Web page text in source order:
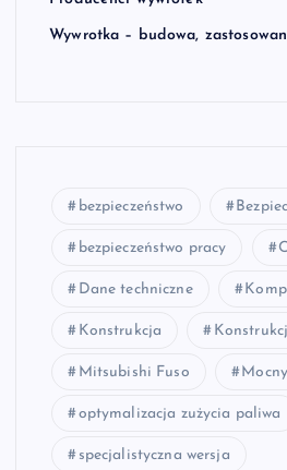
Wywrotka – budowa,
bezpieczeństwo
bezpieczeństwo pracy
Dane techniczne
Konstrukcja
Mitsubishi Fuso
optymalizacja zużycia paliwa
specjalistyczna wersja